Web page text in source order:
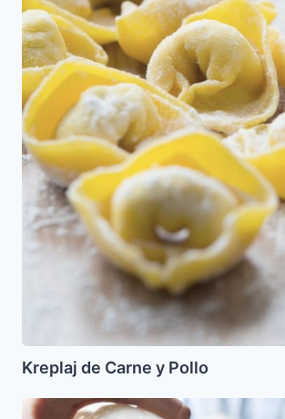
de
Carne
y
Pollo
Kreplaj de Carne y Pollo
Pipitada